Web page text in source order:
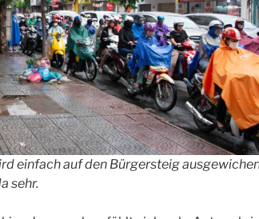
einfach auf den Bürgersteig
sehr.